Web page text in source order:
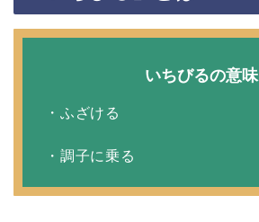
いちびるの意味
・ふざける
・調子に乗る